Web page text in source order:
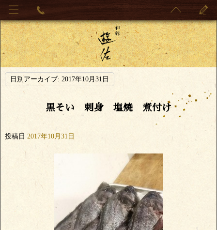
日別アーカイブ: 2017年10月31日
黒そい 刺身 塩焼 煮付け
投稿日 2017年10月31日